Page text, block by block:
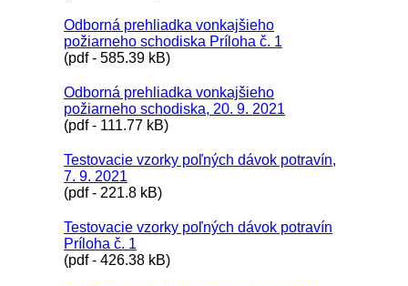
Odborná prehliadka vonkajšieho
požiarneho schodiska Príloha č. 1
(pdf - 585.39 kB)
Odborná prehliadka vonkajšieho
požiarneho schodiska, 20. 9. 2021
(pdf - 111.77 kB)
Testovacie vzorky poľných dávok potravín,
7. 9. 2021
(pdf - 221.8 kB)
Testovacie vzorky poľných dávok potravín
Príloha č. 1
(pdf - 426.38 kB)